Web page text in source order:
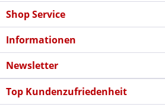
Shop Service
Informationen
Newsletter
Top Kundenzufriedenheit